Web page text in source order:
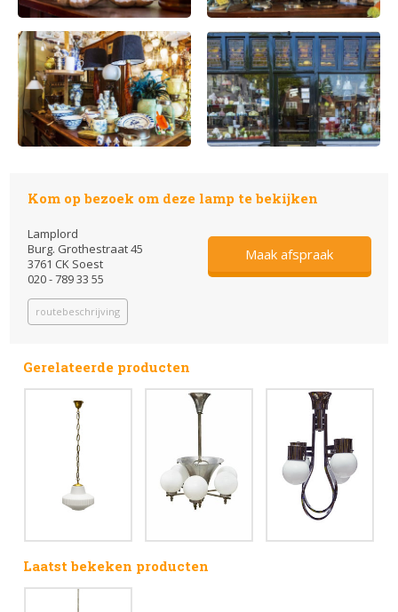
Kom op bezoek om deze lamp te bekijken
Lamplord
Burg. Grothestraat 45
3761 CK Soest
020 - 789 33 55
routebeschrijving
Maak afspraak
Gerelateerde producten
Laatst bekeken producten